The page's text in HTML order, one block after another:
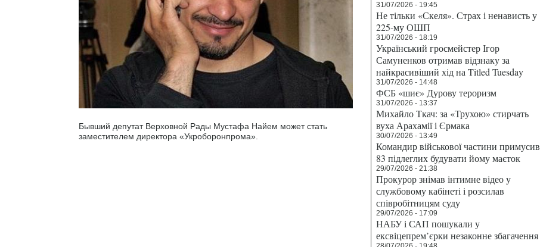
Бывший депутат Верховной Рады Мустафа Найем может стать
заместителем директора «Укроборонпрома».
31/07/2026 - 19:45
Не тільки «Скеля». Страх і ненависть у
225-му ОШП
31/07/2026 - 18:19
Український гросмейстер Ігор
Самуненков отримав відзнаку за
найкрасивіший хід на Titled Tuesday
31/07/2026 - 14:48
ФСБ «шиє» Дурову тероризм
31/07/2026 - 13:37
Михайло Ткач: за «Трухою» стирчать
вуха Арахамії і Єрмака
30/07/2026 - 13:49
Командир військової частини примусив
83 підлеглих будувати йому маєток
29/07/2026 - 21:38
Прокурор знімав інтимне відео у
службовому кабінеті і розсилав
співробітницям суду
29/07/2026 - 17:09
НАБУ і САП пошукали у
ексвіцепрем’єрки незаконне збагачення